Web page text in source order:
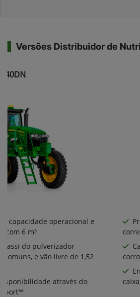
Versões Distribuidor de
capacidade operacional e
com 6 m³
do pulverizador
comuns, e vão livre de 1,52
através do